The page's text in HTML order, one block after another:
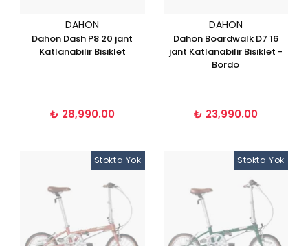
DAHON
Dahon Dash P8 20 jant
Katlanabilir Bisiklet
₺ 28,990.00
DAHON
Dahon Boardwalk D7 16
jant Katlanabilir Bisiklet -
Bordo
₺ 23,990.00
Stokta Yok Stokta Yok